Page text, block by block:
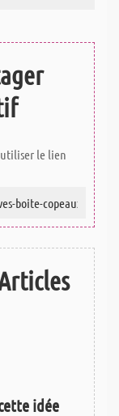
utiliser le lien
idée